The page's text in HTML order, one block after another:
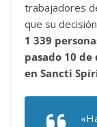
trabajadores
que su
1 339
pasado 10
en Sancti